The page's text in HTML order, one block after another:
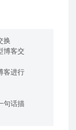
换
博客交
客进行
句话描